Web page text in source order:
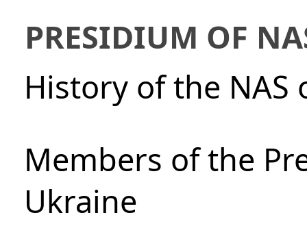
PRESIDIUM OF
History of the NAS
Members of the
Ukraine